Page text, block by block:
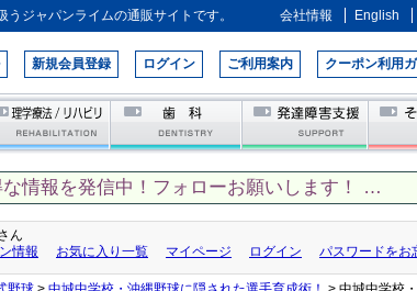
ジャパンライムの通販サイトです。 会社情報 English
新規会員登録 ログイン ご利用案内 クーポン利用
情報を発信中！フォローお願いします！ …
ん
情報
お気に入り一覧 マイページ ログイン パスワードをお